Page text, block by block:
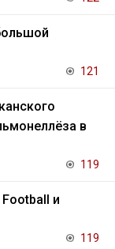
121
в
119
и
119